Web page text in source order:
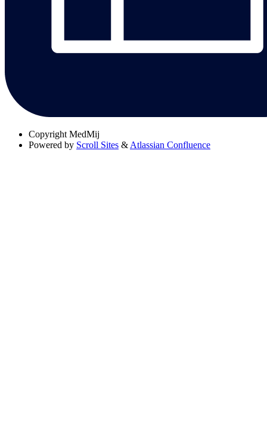
Copyright MedMij
Powered by Scroll Sites & Atlassian Confluence